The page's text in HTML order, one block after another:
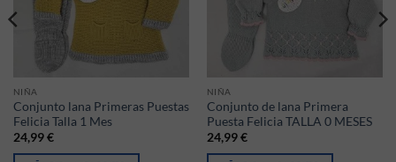
NIÑA
Conjunto lana Primeras Puestas
Felicia Talla 1 Mes
24,99€
NIÑA
Conjunto de lana Primera
Puesta Felicia TALLA 0 MESES
24,99€